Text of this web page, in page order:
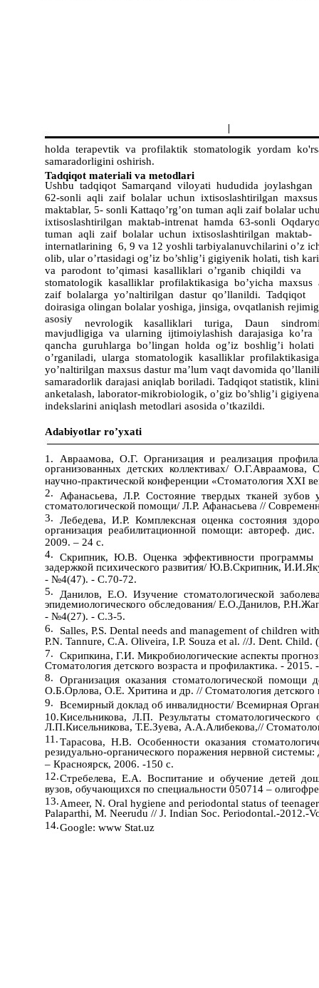
holda terapevtik va profilaktik stomatologik yordam
samaradorligini oshirish.
Tadqiqot materiali va metodlari
Ushbu tadqiqot Samarqand viloyati hududida
62-sonli aqli zaif bolalar uchun ixtisoslashtirilgan
maktablar, 5- sonli Kattaqo’rg’on tuman aqli zaif bolalar
ixtisoslashtirilgan maktab-intrenat hamda 63-sonli
tuman aqli zaif bolalar uchun ixtisoslashtirilgan maktab-
internatlarining 6, 9 va 12 yoshli tarbiyalanuvchilarini o’z
olib, ular o’rtasidagi og’iz bo’shlig’i gigiyenik holati, tish
va parodont to’qimasi kasalliklari o’rganib chiqildi va
stomatologik kasalliklar profilaktikasiga bo’yicha
zaif bolalarga yo’naltirilgan dastur qo’llanildi. Tadqiqot
doirasiga olingan bolalar yoshiga, jinsiga, ovqatlanish
asosiy
nevrologik kasalliklari turiga, Daun
mavjudligiga va ularning ijtimoiylashish darajasiga
qancha guruhlarga bo’lingan holda og’iz boshlig’i holati
o’rganiladi, ularga stomatologik kasalliklar
yo’naltirilgan maxsus dastur ma’lum vaqt davomida
samaradorlik darajasi aniqlab boriladi. Tadqiqot statistik,
anketalash, laborator-mikrobiologik, o’giz bo’shlig’i
indekslarini aniqlash metodlari asosida o’tkazildi.
Adabiyotlar ro’yxati
1.
Авраамова, О.Г. Организация и реализация
организованных детских коллективах/
научно-практической конференции «Стоматология XXI
2.
Афанасьева, Л.Р. Состояние твердых тканей
стоматологической помощи/ Л.Р. Афанасьева //
3.
Лебедева, И.Р. Комплексная оценка состояния
организация реабилитационной помощи: автореф.
2009. – 24 с.
4.
Скрипник, Ю.В. Оценка эффективности программы
задержкой психического развития/ Ю.В.Скрипник,
- №4(47). - С.70-72.
5.
Данилов, Е.О. Изучение стоматологической
эпидемиологического обследования/ Е.О.Данилов,
- №4(27). - С.3-5.
6.
Salles, P.S. Dental needs and management of children
P.N. Tannure, C.A. Oliveira, I.P. Souza et al. //J. Dent.
7.
Скрипкина, Г.И. Микробиологические аспекты
Стоматология детского возраста и профилактика. -
8.
Организация оказания стоматологической помощи
О.Б.Орлова, О.Е. Хритина и др. // Стоматология
9.
Всемирный доклад об инвалидности/ Всемирная
10.Кисельникова, Л.П. Результаты
Л.П.Кисельникова, Т.Е.Зуева, А.А.Алибекова,//
11.Тарасова, Н.В. Особенности оказания
резидуально-органического поражения нервной
– Красноярск, 2006. -150 с.
12.Стребелева, Е.А. Воспитание и обучение детей
вузов, обучающихся по специальности 050714 –
13.Ameer, N. Oral hygiene and periodontal status of
Palaparthi, M. Neerudu // J. Indian Soc. Periodontal.-
14.Google: www Stat.uz